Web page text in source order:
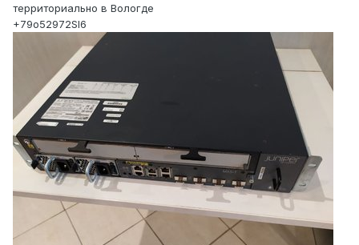
территориально в Вологде
+79о52972SI6